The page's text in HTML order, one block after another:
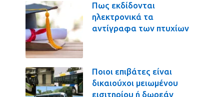
Πως εκδίδονται
ηλεκτρονικά τα
αντίγραφα των πτυχίων
Ποιοι επιβάτες είναι
δικαιούχοι μειωμένου
εισιτηρίου ή δωρεάν